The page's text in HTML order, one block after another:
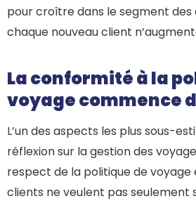
pour croître dans le segment des
chaque nouveau client
La conformité à la
voyage commence
L’un des aspects les plus sous-
réflexion sur la gestion des
respect de la politique de voyage
clients ne veulent pas seulement